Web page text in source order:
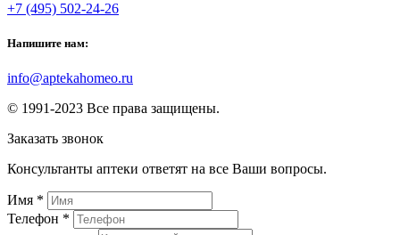
+7 (495) 502-24-26
Напишите нам:
info@aptekahomeo.ru
© 1991-2023 Все права защищены.
Заказать звонок
Консультанты аптеки ответят на все Ваши вопросы.
Имя *
Телефон *